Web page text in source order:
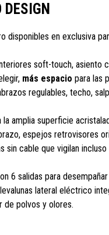
disponibles en exclusiva
soft-touch, asiento
más espacio para las
regulables, techo,
amplia superficie
espejos retrovisores
cable que vigilan incluso
6 salidas para
lateral eléctrico
de polvos y olores.